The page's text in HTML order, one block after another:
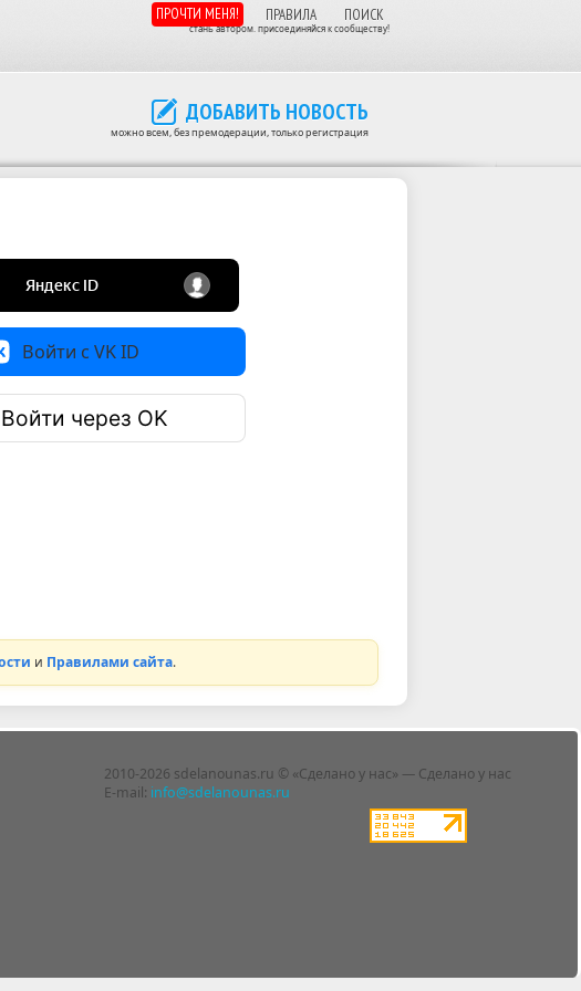
ПРОЧТИ МЕНЯ! ПРАВИЛА ПОИСК
стань автором. присоединяйся к сообществу!
ДОБАВИТЬ НОВОСТЬ
можно всем, без премодерации, только регистрация
Войти с VK ID
Войти через OK
и Правилами сайта.
2010-2026 sdelanounas.ru © «Сделано у нас» — Сделано у нас
E-mail: info@sdelanounas.ru